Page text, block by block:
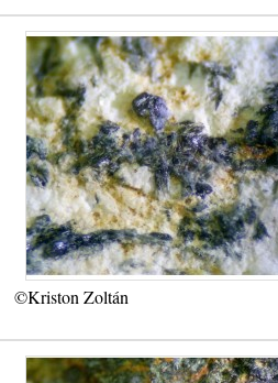
©Kriston Zoltán